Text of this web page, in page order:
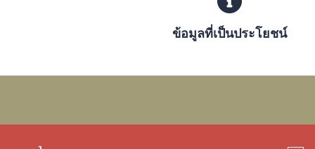
ข้อมูลที่เป็นประโยชน์